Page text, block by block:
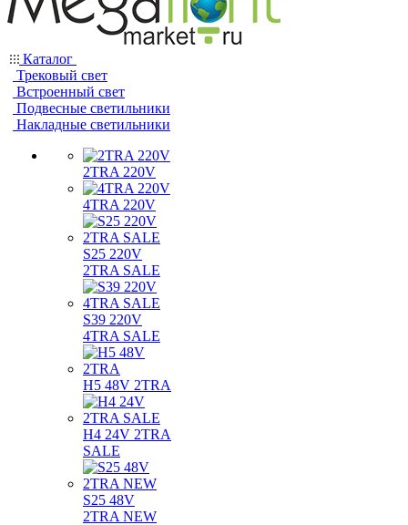
Каталог
Трековый свет
Встроенный свет
Подвесные светильники
Накладные светильники
2TRA 220V
4TRA 220V
S25 220V
2TRA SALE
S39 220V
4TRA SALE
H5 48V 2TRA
H4 24V 2TRA
SALE
S25 48V
2TRA NEW